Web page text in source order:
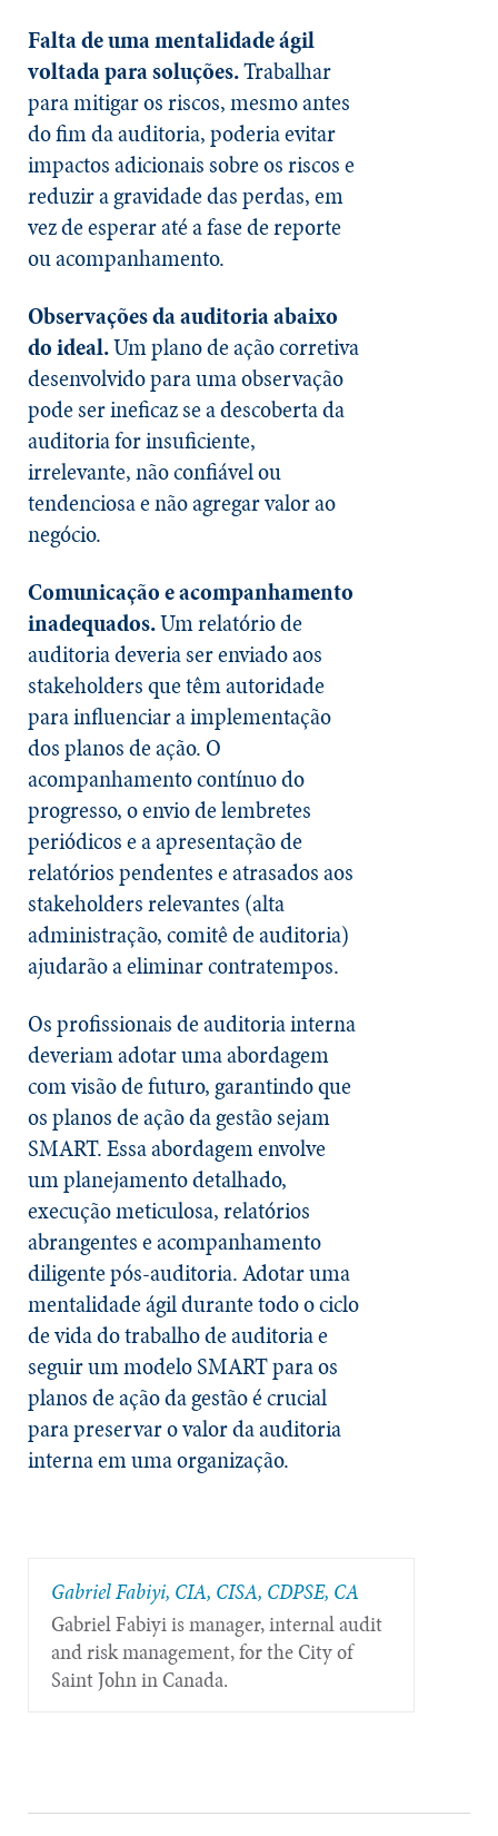
Falta de uma mentalidade ágil
voltada para soluções.Trabalhar
para mitigar os riscos, mesmo antes
do fim da auditoria, poderia evitar
impactos adicionais sobre os riscos e
reduzir a gravidade das perdas, em
vez de esperar até a fase de reporte
ou acompanhamento.
Observações da auditoria abaixo
do ideal.Um plano de ação corretiva
desenvolvido para uma observação
pode ser ineficaz se a descoberta da
auditoria for insuficiente,
irrelevante, não confiável ou
tendenciosa e não agregar valor ao
negócio.
Comunicação e acompanhamento
inadequados.Um relatório de
auditoria deveria ser enviado aos
stakeholders que têm autoridade
para influenciar a implementação
dos planos de ação. O
acompanhamento contínuo do
progresso, o envio de lembretes
periódicos e a apresentação de
relatórios pendentes e atrasados aos
stakeholders relevantes (alta
administração, comitê de auditoria)
ajudarão a eliminar contratempos.
Os profissionais de auditoria interna
deveriam adotar uma abordagem
com visão de futuro, garantindo que
os planos de ação da gestão sejam
SMART. Essa abordagem envolve
um planejamento detalhado,
execução meticulosa, relatórios
abrangentes e acompanhamento
diligente pós-auditoria. Adotar uma
mentalidade ágil durante todo o ciclo
de vida do trabalho de auditoria e
seguir um modelo SMART para os
planos de ação da gestão é crucial
para preservar o valor da auditoria
interna em uma organização.
Gabriel Fabiyi, CIA, CISA, CDPSE, CA
Gabriel Fabiyi is manager, internal audit
and risk management, for the City of
Saint John in Canada.